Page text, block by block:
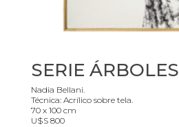
SERIE ÁRBOLES
Nadia Bellani.
Técnica: Acrílico sobre tela.
70 x 100 cm
U$S 800